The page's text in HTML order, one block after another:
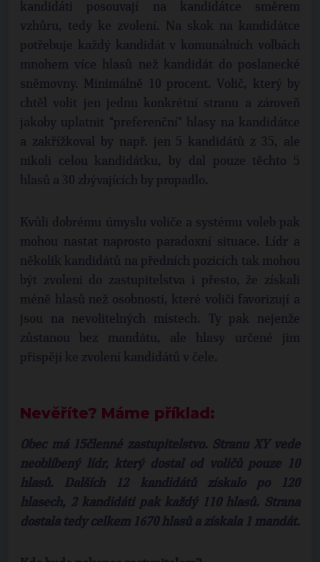
kandidáti posouvají na kandidátce směrem
vzhůru, tedy ke zvolení. Na skok na kandidátce
potřebuje každý kandidát v komunálních volbách
mnohem více hlasů než kandidát do poslanecké
sněmovny. Minimálně 10 procent. Volič, který by
chtěl volit jen jednu konkrétní stranu a zároveň
jakoby uplatnit "preferenční" hlasy na kandidátce
a zakřížkoval by např. jen 5 kandidátů z 35, ale
nikoli celou kandidátku, by dal pouze těchto 5
hlasů a 30 zbývajících by propadlo.
Kvůli dobrému úmyslu voliče a systému voleb pak
mohou nastat naprosto paradoxní situace. Lídr a
několik kandidátů na předních pozicích tak mohou
být zvoleni do zastupitelstva i přesto, že získali
méně hlasů než osobnosti, které voliči favorizují a
jsou na nevolitelných místech. Ty pak nejenže
zůstanou bez mandátu, ale hlasy určené jim
přispějí ke zvolení kandidátů v čele.
Nevěříte? Máme příklad:
Obec má 15členné zastupitelstvo. Stranu XY vede
neoblíbený lídr, který dostal od voličů pouze 10
hlasů. Dalších 12 kandidátů získalo po 120
hlasech, 2 kandidáti pak každý 110 hlasů. Strana
dostala tedy celkem 1670 hlasů a získala 1 mandát.